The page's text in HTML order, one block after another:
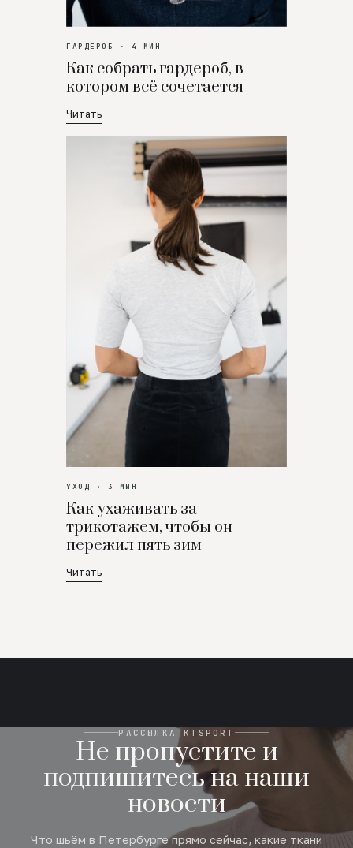
ГАРДЕРОБ · 4 МИН
Как собрать гардероб, в
котором всё сочетается
Читать
УХОД · 3 МИН
Как ухаживать за
трикотажем, чтобы он
пережил пять зим
Читать
РАССЫЛКА KTSPORT
Не пропустите и
подпишитесь на наши
новости
Что шьём в Петербурге прямо сейчас, какие ткани